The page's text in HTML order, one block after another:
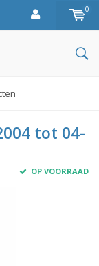
0
tot 04-
OP VOORRAAD